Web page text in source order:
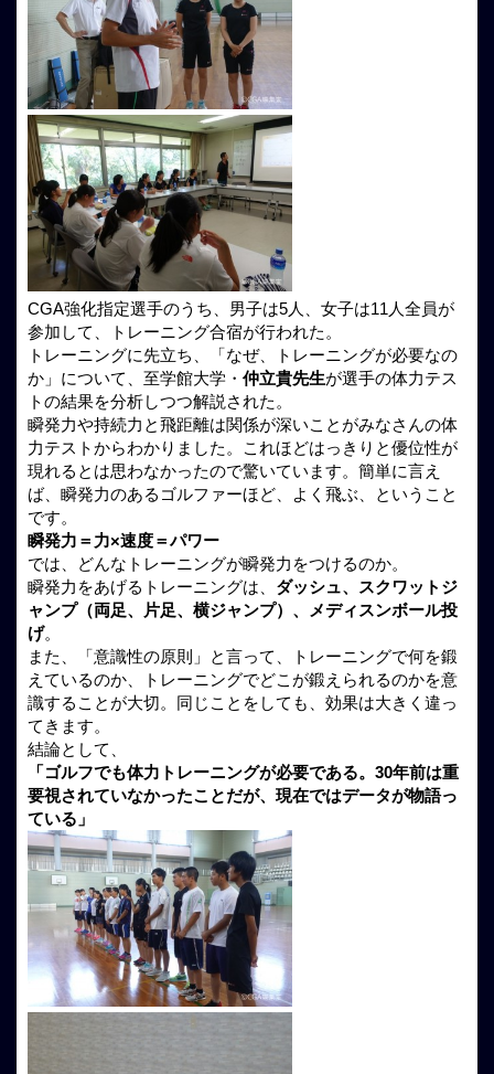
CGA強化指定選手のうち、男子は5人、女子は11人全員が
参加して、トレーニング合宿が行われた。
トレーニングに先立ち、「なぜ、トレーニングが必要なの
か」について、至学館大学・ 仲立貴先生が選手の体力テス
トの結果を分析しつつ解説された。
瞬発力や持続力と飛距離は関係が深いことがみなさんの体
力テストからわかりました。これほどはっきりと優位性が
現れるとは思わなかったので驚いています。簡単に言え
ば、瞬発力のあるゴルファーほど、よく飛ぶ、ということ
です。
瞬発力＝力×速度＝パワー
では、どんなトレーニングが瞬発力をつけるのか。
瞬発力をあげるトレーニングは、 ダッシュ、スクワットジ
ャンプ（両足、片足、横ジャンプ）、メディスンボール投
げ。
また、「意識性の原則」と言って、トレーニングで何を鍛
えているのか、トレーニングでどこが鍛えられるのかを意
識することが大切。同じことをしても、効果は大きく違っ
てきます。
結論として、
「ゴルフでも体力トレーニングが必要である。30年前は重
要視されていなかったことだが、現在ではデータが物語っ
ている」